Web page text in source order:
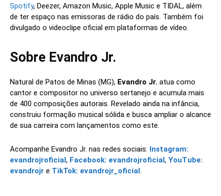
Spotify, Deezer, Amazon Music, Apple Music e TIDAL, além
de ter espaço nas emissoras de rádio do país. Também foi
divulgado o videoclipe oficial em plataformas de vídeo.
Sobre Evandro Jr.
Natural de Patos de Minas (MG), Evandro Jr. atua como
cantor e compositor no universo sertanejo e acumula mais
de 400 composições autorais. Revelado ainda na infância,
construiu formação musical sólida e busca ampliar o alcance
de sua carreira com lançamentos como este.
Acompanhe Evandro Jr. nas redes sociais: Instagram:
evandrojroficial, Facebook: evandrojroficial, YouTube:
evandrojr e TikTok: evandrojr_oficial.